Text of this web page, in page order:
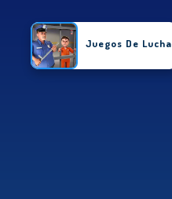
Juegos De Lucha